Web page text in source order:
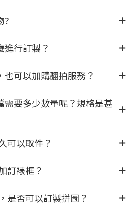
?
進行訂製？
也可以加購翻拍服務？
需要多少數量呢？規格是甚
可以取件？
訂裱框？
是否可以訂製拼圖？